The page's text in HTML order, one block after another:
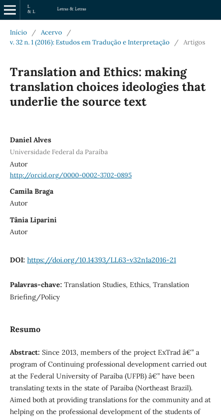
Início / Acervo
/
v. 32 n. 1 (2016): Estudos em Tradução e Interpretação
/ Artigos
Translation and Ethics: making
translation choices ideologies that
underlie the source text
Daniel Alves
Universidade Federal da Paraíba
Autor
http://orcid.org/0000-0002-3702-0895
Camila Braga
Autor
Tânia Liparini
Autor
DOI: https://doi.org/10.14393/LL63-v32n1a2016-21
Palavras-chave: Translation Studies, Ethics, Translation
Briefing/Policy
Resumo
Abstract: Since 2013, members of the project ExTrad â€” a
program of Continuing professional development carried out
at the Federal University of Paraíba (UFPB) â€” have been
translating texts in the state of Paraíba (Northeast Brazil).
Aimed both at providing translations for the community and at
helping on the professional development of the students of